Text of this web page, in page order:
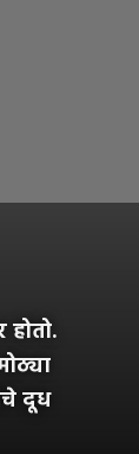
होतो.
दूध